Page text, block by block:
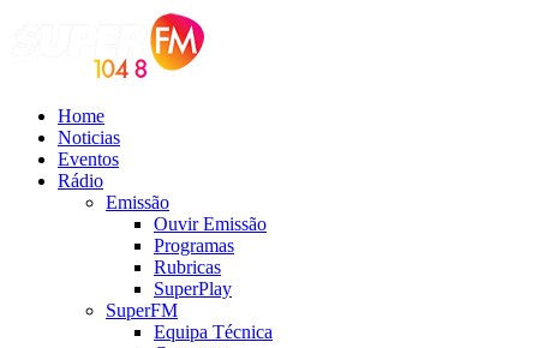
Home
Noticias
Eventos
Rádio
Emissão
Ouvir Emissão
Programas
Rubricas
SuperPlay
SuperFM
Equipa Técnica